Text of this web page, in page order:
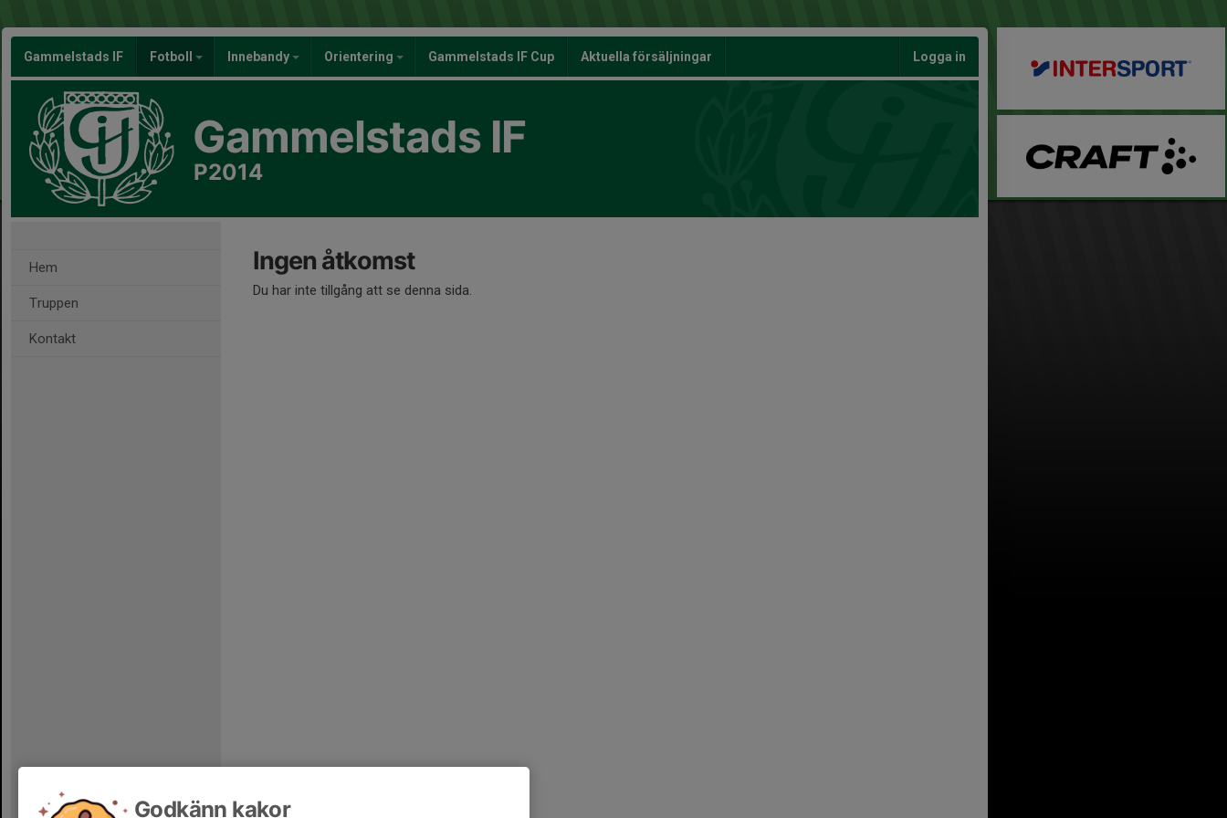
Gammelstads IF Fotboll Innebandy Orientering Gammelstads IF Cup Aktuella försäljningar Logga in
Gammelstads IF
P2014
Hem
Truppen
Kontakt
Ingen åtkomst
Du har inte tillgång att se denna sida.
Godkänn kakor